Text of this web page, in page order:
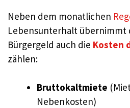
Neben dem monatlichen
Lebensunterhalt übernimmt
Bürgergeld auch die Kosten
zählen:
Bruttokaltmiete
Nebenkosten)